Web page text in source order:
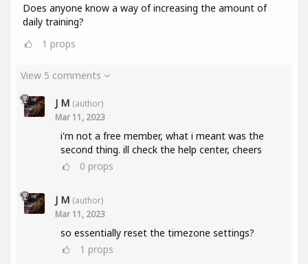
Does anyone know a way of increasing the amount of
daily training?
1 props
View 5 comments
J M (author)
Mar 11, 2023
i'm not a free member, what i meant was the
second thing. ill check the help center, cheers
0 props
J M (author)
Mar 11, 2023
so essentially reset the timezone settings?
1 props